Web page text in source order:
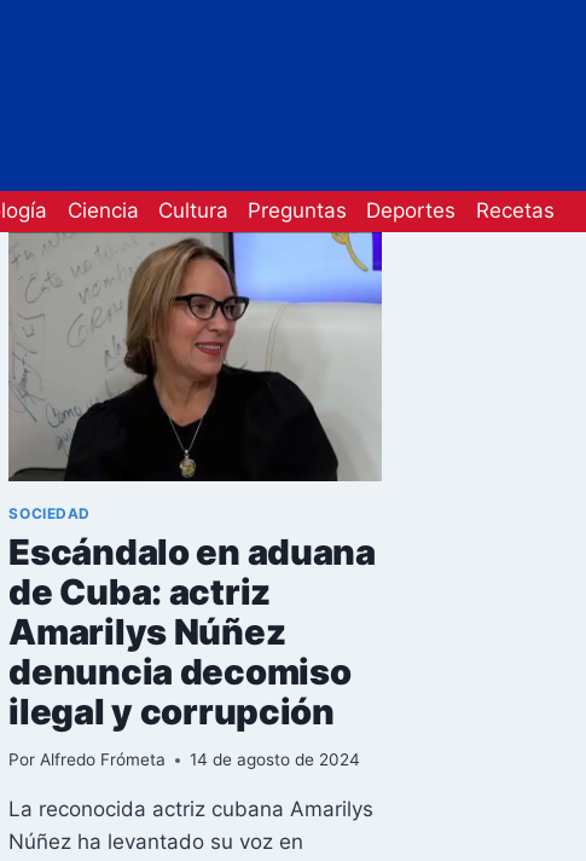
Ciencia Cultura Preguntas Deportes Recetas
SOCIEDAD
Escándalo en aduana
de Cuba: actriz
Amarilys Núñez
denuncia decomiso
ilegal y corrupción
Por Alfredo Frómeta 14 de agosto de 2024
La reconocida actriz cubana Amarilys
Núñez ha levantado su voz en